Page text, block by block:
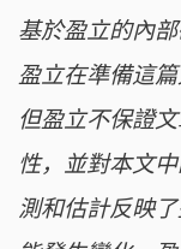
基於盈立的內
盈立在準備這
但盈立不保證
性，並對本文
測和估計反映